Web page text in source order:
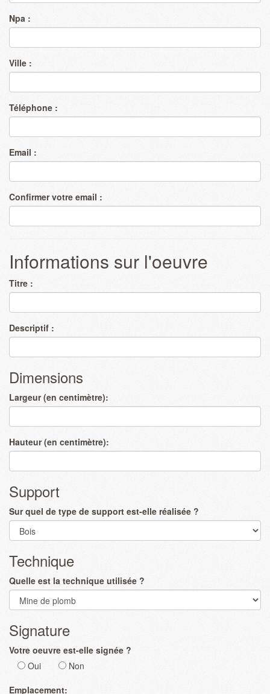
Npa :
Ville :
Téléphone :
Email :
Confirmer votre email :
Informations sur l'oeuvre
Titre :
Descriptif :
Dimensions
Largeur (en centimètre):
Hauteur (en centimètre):
Support
Sur quel de type de support est-elle réalisée ?
Technique
Quelle est la technique utilisée ?
Signature
Votre oeuvre est-elle signée ?
Oui
Non
Emplacement: